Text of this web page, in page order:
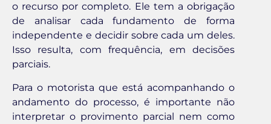
o recurso por completo. Ele tem a obrigação
de analisar cada fundamento de forma
independente e decidir sobre cada um deles.
Isso resulta, com frequência, em decisões
parciais.
Para o motorista que está acompanhando o
andamento do processo, é importante não
interpretar o provimento parcial nem como